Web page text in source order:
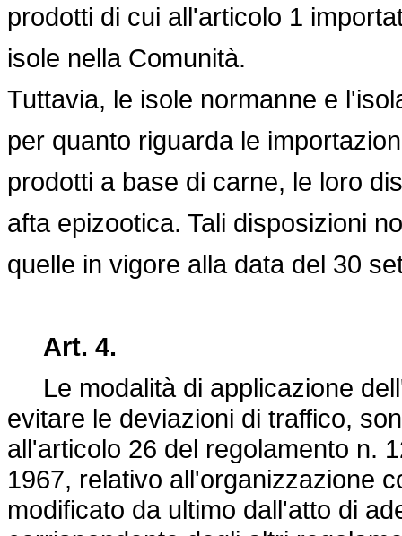
prodotti di cui all'articolo 1
isole nella Comunità.
Tuttavia, le isole normanne e
per quanto riguarda le
prodotti a base di carne, le loro
afta epizootica. Tali disposizioni
quelle in vigore alla data del 30
Art. 4.
Le modalità di applicazione
evitare le deviazioni di traffico,
all'articolo 26 del regolamento n.
1967, relativo all'organizzazione
modificato da ultimo dall'atto di